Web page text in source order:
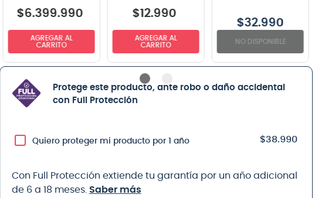
$6.399.990
AGREGAR AL
CARRITO
$12.990
AGREGAR AL
CARRITO
$32.990
NO DISPONIBLE
Protege este producto, ante robo o daño accidental
con Full Protección
Quiero proteger mi producto por 1 año $38.990
Con Full Protección extiende tu garantía por un año adicional
de 6 a 18 meses. Saber más